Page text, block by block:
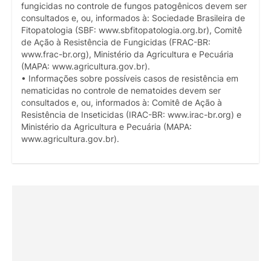
fungicidas no controle de fungos patogênicos devem ser
consultados e, ou, informados à: Sociedade Brasileira de
Fitopatologia (SBF: www.sbfitopatologia.org.br), Comitê
de Ação à Resistência de Fungicidas (FRAC-BR:
www.frac-br.org), Ministério da Agricultura e Pecuária
(MAPA: www.agricultura.gov.br).
• Informações sobre possíveis casos de resistência em
nematicidas no controle de nematoides devem ser
consultados e, ou, informados à: Comitê de Ação à
Resistência de Inseticidas (IRAC-BR: www.irac-br.org) e
Ministério da Agricultura e Pecuária (MAPA:
www.agricultura.gov.br).